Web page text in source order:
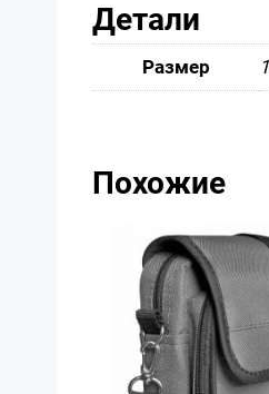
Детали
Размер
Похожие